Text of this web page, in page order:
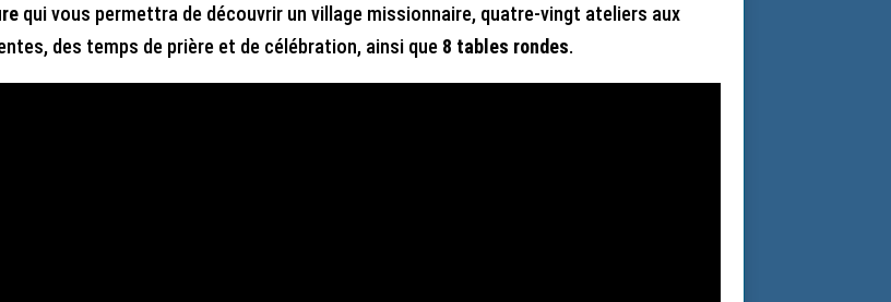
qui vous permettra de découvrir un village missionnaire, quatre-vingt ateliers aux
des temps de prière et de célébration, ainsi que 8 tables rondes.